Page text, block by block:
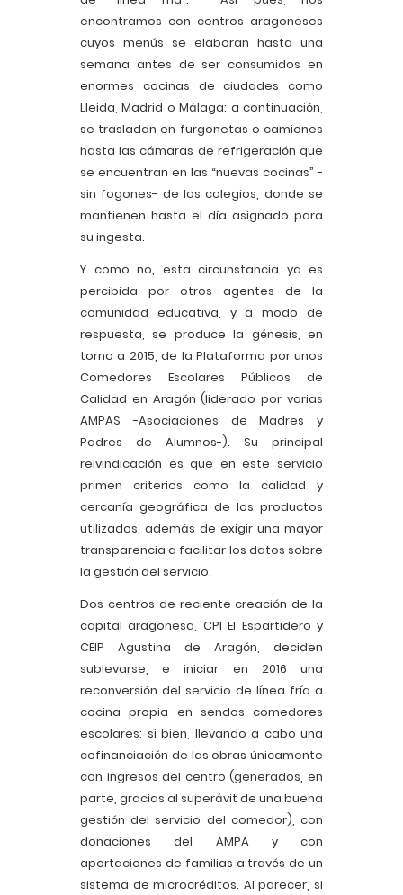
encontramos con centros aragoneses
cuyos menús se elaboran hasta una
semana antes de ser consumidos en
enormes cocinas de ciudades como
Lleida, Madrid o Málaga; a continuación,
se trasladan en furgonetas o camiones
hasta las cámaras de refrigeración que
se encuentran en las “nuevas cocinas” -
sin fogones- de los colegios, donde se
mantienen hasta el día asignado para
su ingesta.
Y como no, esta circunstancia ya es
percibida por otros agentes de la
comunidad educativa, y a modo de
respuesta, se produce la génesis, en
torno a 2015, de la Plataforma por unos
Comedores Escolares Públicos de
Calidad en Aragón (liderado por varias
AMPAS -Asociaciones de Madres y
Padres de Alumnos-). Su principal
reivindicación es que en este servicio
primen criterios como la calidad y
cercanía geográfica de los productos
utilizados, además de exigir una mayor
transparencia a facilitar los datos sobre
la gestión del servicio.
Dos centros de reciente creación de la
capital aragonesa, CPI El Espartidero y
CEIP Agustina de Aragón, deciden
sublevarse, e iniciar en 2016 una
reconversión del servicio de línea fría a
cocina propia en sendos comedores
escolares; si bien, llevando a cabo una
cofinanciación de las obras únicamente
con ingresos del centro (generados, en
parte, gracias al superávit de una buena
gestión del servicio del comedor), con
donaciones del AMPA y con
aportaciones de familias a través de un
sistema de microcréditos. Al parecer, si